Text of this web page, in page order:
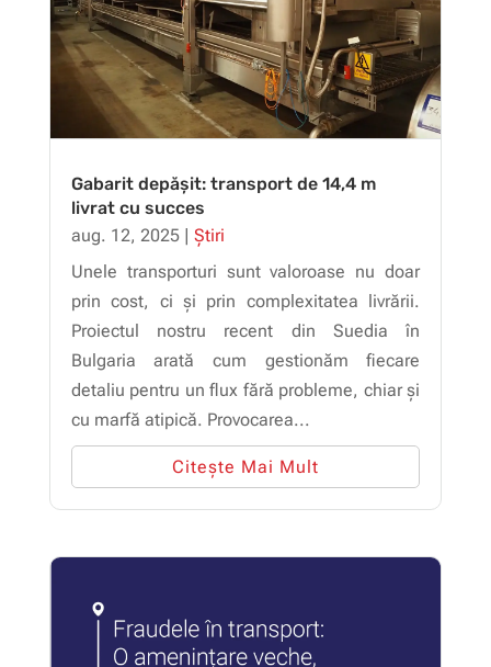
Gabarit depășit: transport de 14,4 m
livrat cu succes
aug. 12, 2025| Știri
Unele transporturi sunt valoroase nu doar
prin cost, ci și prin complexitatea livrării.
Proiectul nostru recent din Suedia în
Bulgaria arată cum gestionăm fiecare
detaliu pentru un flux fără probleme, chiar și
cu marfă atipică. Provocarea...
Citește Mai Mult